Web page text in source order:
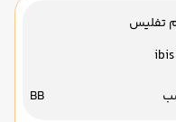
تفلیس
BB